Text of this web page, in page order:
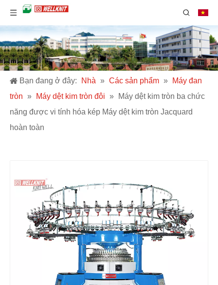
Bạn đang ở đây: Nhà » Các sản phẩm »
Máy đan
tròn » Máy dệt kim tròn đôi »
Máy dệt kim tròn ba chức
năng được vi tính hóa kép Máy dệt kim tròn Jacquard
hoàn toàn